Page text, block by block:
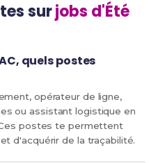
surjobs d'Été
quels postes
opérateur de ligne,
ou assistant logistique en
postes te permettent
d'acquérir de la traçabilité.